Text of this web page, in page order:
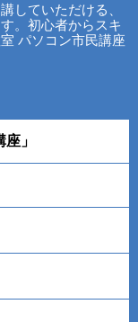
していただける、
。初心者からスキ
パソコン市民講座
」